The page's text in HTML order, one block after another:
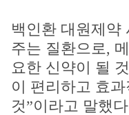
백인환 대원제약
주는 질환으로,
요한 신약이 될
이 편리하고 효
것”이라고 말했